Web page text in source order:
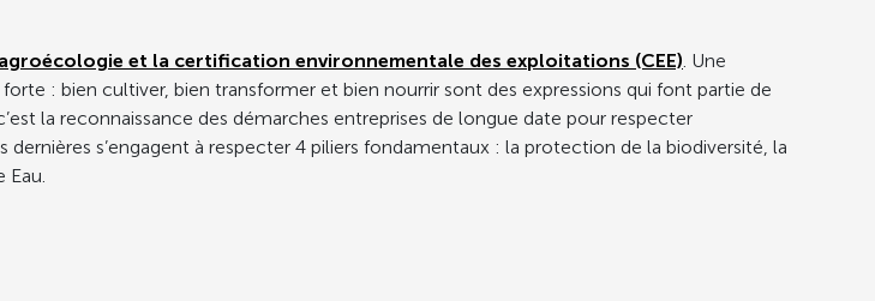
et la certification environnementale des exploitations (CEE). Une
: bien cultiver, bien transformer et bien nourrir sont des expressions qui font partie de
la reconnaissance des démarches entreprises de longue date pour respecter
s’engagent à respecter 4 piliers fondamentaux : la protection de la biodiversité, la
Eau.